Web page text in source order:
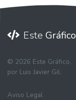
Este Gráfico
© 2026 Este Gráfico,
por Luis Javier Gil.
Aviso Legal